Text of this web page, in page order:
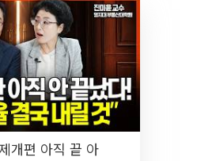
개편 아직 끝 아